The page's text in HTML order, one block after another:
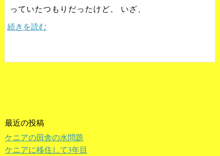
っていたつもりだったけど、 いざ、
続きを読む
最近の投稿
ケニアの田舎の水問題
ケニアに移住して3年目